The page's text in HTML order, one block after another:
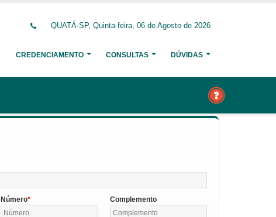
QUATÁ-SP, Quinta-feira, 06 de Agosto de 2026
CREDENCIAMENTO CONSULTAS DÚVIDAS
Número Complemento